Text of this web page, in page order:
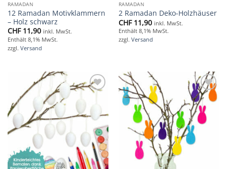
RAMADAN
12 Ramadan Motivklammern
– Holz schwarz
CHF11,90 inkl. MwSt.
Enthält 8,1% MwSt.
zzgl. Versand
RAMADAN
2 Ramadan Deko-Holzhäuser
CHF11,90 inkl. MwSt.
Enthält 8,1% MwSt.
zzgl. Versand
Add to
wishlist